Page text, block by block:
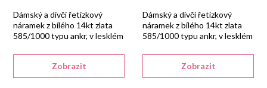
Zobrazit
Dámský a dívčí řetízkový
náramek z bílého 14kt zlata
585/1000 typu ankr, v lesklém
pérový kroužek.
Zobrazit
Dámský a dívčí řetízkový
náramek z bílého 14kt zlata
585/1000 typu ankr, v lesklém
karabinu.